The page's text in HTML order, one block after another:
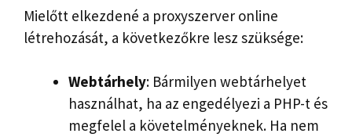
Mielőtt elkezdené a proxyszerver online
létrehozását, a következőkre lesz szüksége:
Webtárhely: Bármilyen webtárhelyet
használhat, ha az engedélyezi a PHP-t és
megfelel a követelményeknek. Ha nem